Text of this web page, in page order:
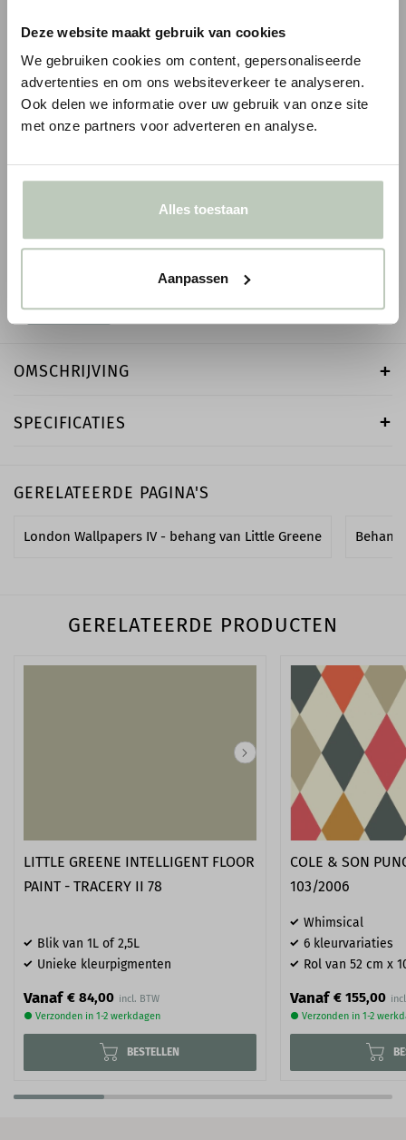
Deze website maakt gebruik van cookies
We gebruiken cookies om content, gepersonaliseerde
advertenties en om ons websiteverkeer te analyseren.
Ook delen we informatie over uw gebruik van onze site
met onze partners voor adverteren en analyse.
Alles toestaan
Aanpassen
LITTLE GREENE INTELLIGENT EGGSHELL
- 1 LITER
● Verzonden in 1-2 werkdagen
+
LITTLE GREENE
EMULSION - 1 LITER
● Verzonden in 1-2
OMSCHRIJVING
SPECIFICATIES
GERELATEERDE PAGINA'S
London Wallpapers IV - behang van Little Greene
GERELATEERDE PRODUCTEN
LITTLE GREENE INTELLIGENT FLOOR
PAINT - TRACERY II 78
Blik van 1L of 2,5L
Unieke kleurpigmenten
Vanaf € 84,00
● Verzonden in 1-2 werkdagen
BESTELLEN
COLE & SON
103/2006
Whimsical
6 kleurvariaties
Rol van 52 cm x
Vanaf € 155,00
● Verzonden in 1-2